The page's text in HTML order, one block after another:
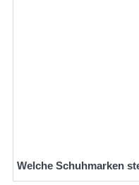
Welche Schuhmarken